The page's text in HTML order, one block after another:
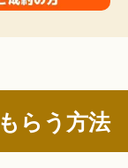
らう方法